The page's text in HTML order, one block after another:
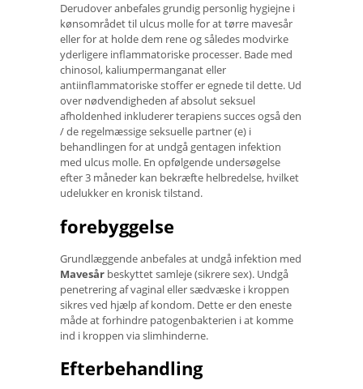
Derudover anbefales grundig personlig hygiejne i
kønsområdet til ulcus molle for at tørre mavesår
eller for at holde dem rene og således modvirke
yderligere inflammatoriske processer. Bade med
chinosol, kaliumpermanganat eller
antiinflammatoriske stoffer er egnede til dette. Ud
over nødvendigheden af ​​absolut seksuel
afholdenhed inkluderer terapiens succes også den
/ de regelmæssige seksuelle partner (e) i
behandlingen for at undgå gentagen infektion
med ulcus molle. En opfølgende undersøgelse
efter 3 måneder kan bekræfte helbredelse, hvilket
udelukker en kronisk tilstand.
forebyggelse
Grundlæggende anbefales at undgå infektion med
Mavesår beskyttet samleje (sikrere sex). Undgå
penetrering af vaginal eller sædvæske i kroppen
sikres ved hjælp af kondom. Dette er den eneste
måde at forhindre patogenbakterien i at komme
ind i kroppen via slimhinderne.
Efterbehandling